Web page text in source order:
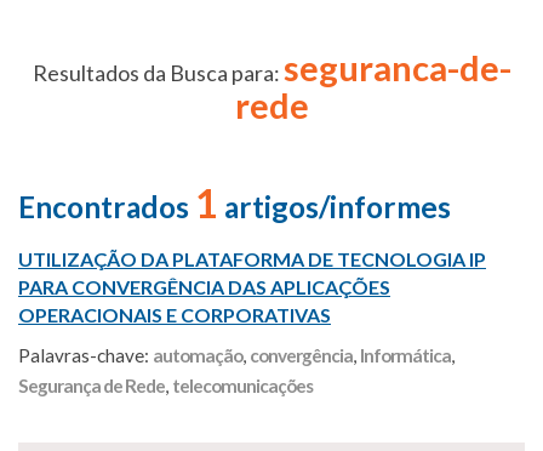
Resultados da Busca para:seguranca-de-
rede
Encontrados 1 artigos/informes
UTILIZAÇÃO DA PLATAFORMA DE TECNOLOGIA IP
PARA CONVERGÊNCIA DAS APLICAÇÕES
OPERACIONAIS E CORPORATIVAS
Palavras-chave: automação, convergência, Informática,
Segurança de Rede, telecomunicações